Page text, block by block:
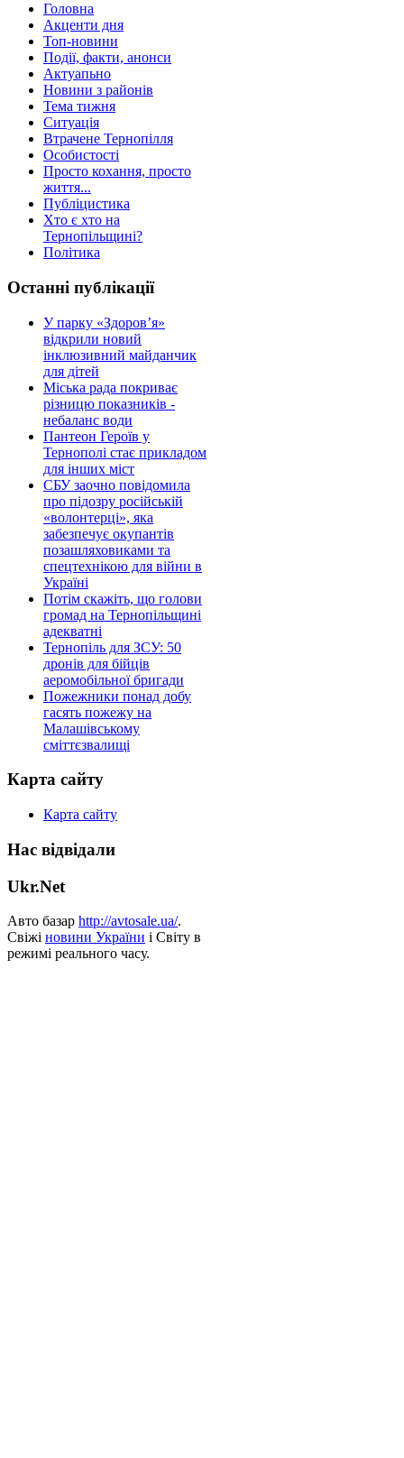
Головна
Акценти дня
Топ-новини
Події, факти, анонси
Актуапьно
Новини з районів
Тема тижня
Ситуація
Втрачене Тернопілля
Особистості
Просто кохання, просто
життя...
Публіцистика
Хто є хто на
Тернопільщині?
Політика
Останні публікації
У парку «Здоров’я»
відкрили новий
інклюзивний майданчик
для дітей
Міська рада покриває
різницю показників -
небаланс води
Пантеон Героїв у
Тернополі стає прикладом
для інших міст
СБУ заочно повідомила
про підозру російській
«волонтерці», яка
забезпечує окупантів
позашляховиками та
спецтехнікою для війни в
Україні
Потім скажіть, що голови
громад на Тернопільщині
адекватні
Тернопіль для ЗСУ: 50
дронів для бійців
аеромобільної бригади
Пожежники понад добу
гасять пожежу на
Малашівському
сміттєзвалищі
Карта сайту
Карта сайту
Нас відвідали
Ukr.Net
Авто базар http://avtosale.ua/.
Свіжі новини України і Світу в
режимі реального часу.